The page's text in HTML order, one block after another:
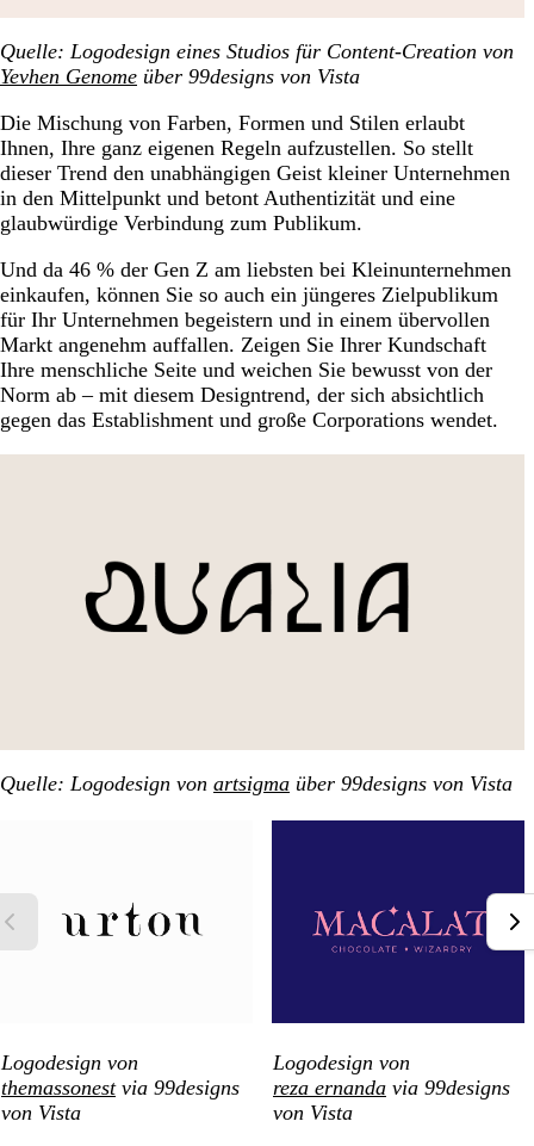
Quelle: Logodesign eines Studios für Content-Creation von
Yevhen Genome über 99designs von Vista
Die Mischung von Farben, Formen und Stilen erlaubt
Ihnen, Ihre ganz eigenen Regeln aufzustellen. So stellt
dieser Trend den unabhängigen Geist kleiner Unternehmen
in den Mittelpunkt und betont Authentizität und eine
glaubwürdige Verbindung zum Publikum.
Und da 46 % der Gen Z am liebsten bei Kleinunternehmen
einkaufen, können Sie so auch ein jüngeres Zielpublikum
für Ihr Unternehmen begeistern und in einem übervollen
Markt angenehm auffallen. Zeigen Sie Ihrer Kundschaft
Ihre menschliche Seite und weichen Sie bewusst von der
Norm ab – mit diesem Designtrend, der sich absichtlich
gegen das Establishment und große Corporations wendet.
Quelle: Logodesign von artsigma über 99designs von Vista
Logodesign von
themassonestvia 99designs
von Vista
Logodesign von
reza ernanda via 99designs
von Vista